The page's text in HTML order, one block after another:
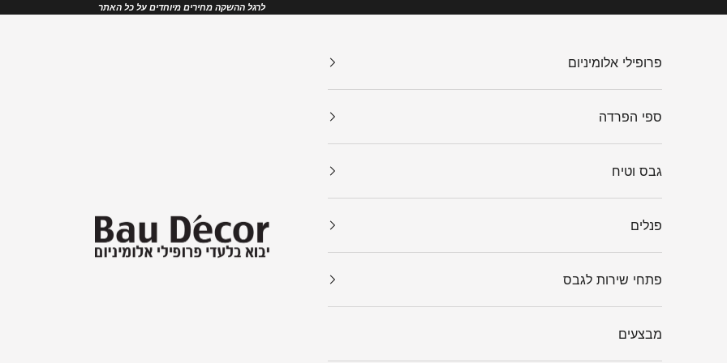
לרגל ההשקה מחירים מיוחדים על כל האתר
Bau Decor
פרופילי אלומיניום
ספי הפרדה
גבס וטיח
פנלים
פתחי שירות לגבס
מבצעים